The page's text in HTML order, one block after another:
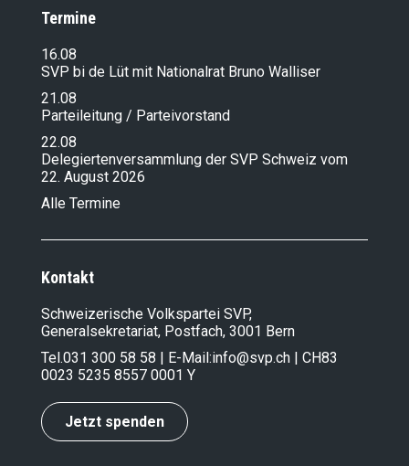
Termine
16.08
SVP bi de Lüt mit Nationalrat Bruno Walliser
21.08
Parteileitung / Parteivorstand
22.08
Delegiertenversammlung der SVP Schweiz vom
22. August 2026
Alle Termine
Kontakt
Schweizerische Volkspartei SVP,
Generalsekretariat, Postfach, 3001 Bern
Tel.031 300 58 58 | E-Mail:info@svp.ch | CH83
0023 5235 8557 0001 Y
Jetzt spenden